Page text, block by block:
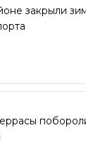
закрыли